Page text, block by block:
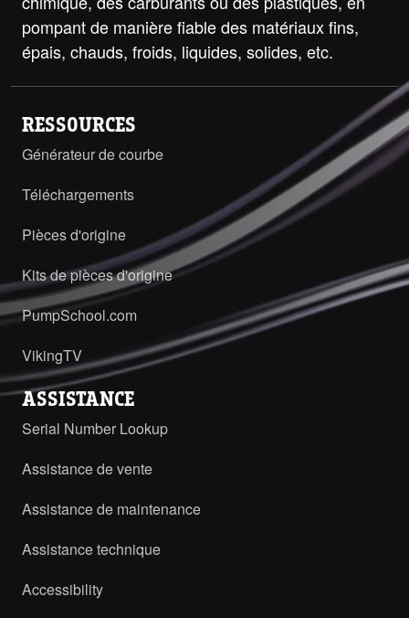
pompant de manière fiable des matériaux fins,
épais, chauds, froids, liquides, solides, etc.
RESSOURCES
Générateur de courbe
Téléchargements
Pièces d'origine
Kits de pièces d'origine
PumpSchool.com
VikingTV
ASSISTANCE
Serial Number Lookup
Assistance de vente
Assistance de maintenance
Assistance technique
Accessibility